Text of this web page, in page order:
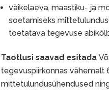
väikelaeva, maastiku- ja
soetamiseks
toetatava tegevuse
Taotlusi saavad esitada
tegevuspiirkonnas vähemalt
mittetulundusühendused